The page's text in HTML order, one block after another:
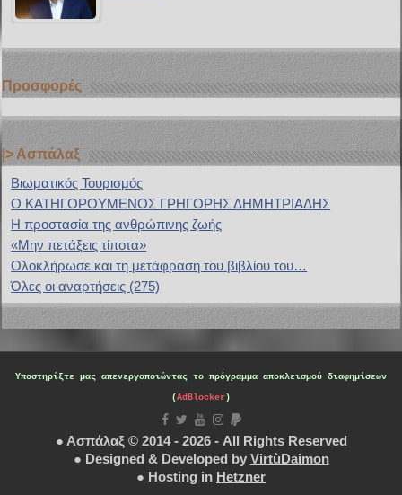
Προσφορές
|> Ασπάλαξ
Bιωματικός Τουρισμός
Ο ΚΑΤΗΓΟΡΟΥΜΕΝΟΣ ΓΡΗΓΟΡΗΣ ΔΗΜΗΤΡΙΑΔΗΣ
H προστασία της ανθρώπινης ζωής
«Μην πετάξεις τίποτα»
Ολοκλήρωσε και τη μετάφραση του βιβλίου του…
Όλες οι αναρτήσεις (275)
Υποστηρίξτε μας απενεργοποιώντας το πρόγραμμα αποκλεισμού διαφημίσεων
(AdBlocker)
● Ασπάλαξ © 2014 - 2026 - All Rights Reserved
● Designed & Developed by VirtùDaimon
● Hosting in Hetzner